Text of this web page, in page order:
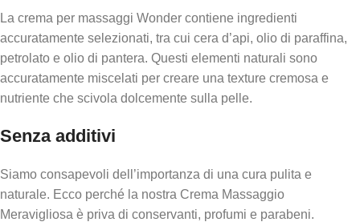
La crema per massaggi Wonder contiene ingredienti
accuratamente selezionati, tra cui cera d’api, olio di paraffina,
petrolato e olio di pantera. Questi elementi naturali sono
accuratamente miscelati per creare una texture cremosa e
nutriente che scivola dolcemente sulla pelle.
Senza additivi
Siamo consapevoli dell’importanza di una cura pulita e
naturale. Ecco perché la nostra Crema Massaggio
Meravigliosa è priva di conservanti, profumi e parabeni.